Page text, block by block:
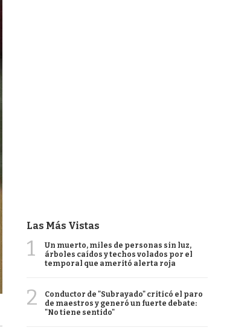
Las Más Vistas
1
Un muerto, miles de personas sin luz,
árboles caídos y techos volados por el
temporal que ameritó alerta roja
2
Conductor de "Subrayado" criticó el paro
de maestros y generó un fuerte debate:
"No tiene sentido"